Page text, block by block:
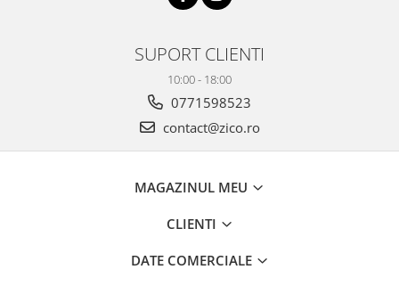
SUPORT CLIENTI
10:00 - 18:00
0771598523
contact@zico.ro
MAGAZINUL MEU
CLIENTI
DATE COMERCIALE